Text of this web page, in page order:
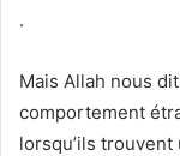
.
Mais Allah nous
comportement
lorsqu’ils trouvent